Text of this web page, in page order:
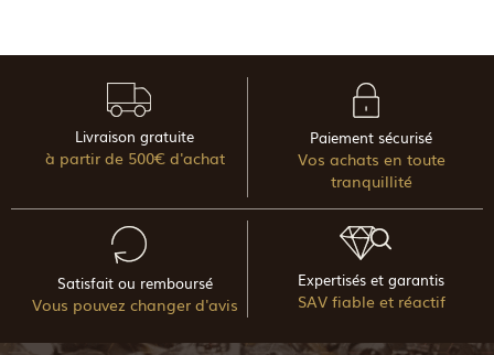
Livraison gratuite
à partir de 500€ d'achat
Paiement sécurisé
Vos achats en toute
tranquillité
Satisfait ou remboursé
Vous pouvez changer d'avis
Expertisés et garantis
SAV fiable et réactif